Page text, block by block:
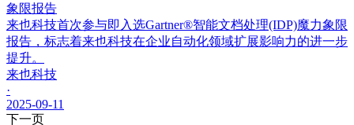
象限报告
来也科技首次参与即入选Gartner®智能文档处理(IDP)魔力象限
报告，标志着来也科技在企业自动化领域扩展影响力的进一步
提升。
来也科技
·
2025-09-11
下一页